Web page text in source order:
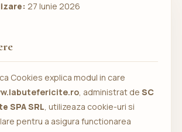
27 Iunie 2026
Cookies explica modul in care
, administrat de SC
SPA SRL, utilizeaza cookie-uri si
pentru a asigura functionarea